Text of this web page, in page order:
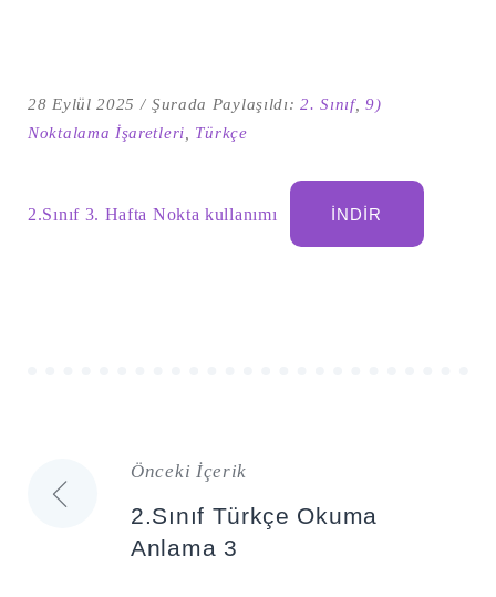
28 Eylül 2025 Şurada Paylaşıldı:2. Sınıf,9)
Noktalama İşaretleri
Türkçe
2.Sınıf 3. Hafta Nokta kullanımı İNDIR
Yazı
gezinmesi
Önceki İçerik
2.Sınıf Türkçe Okuma
Anlama 3